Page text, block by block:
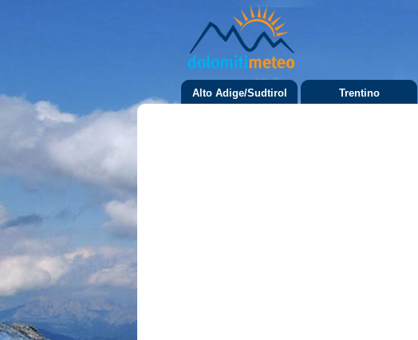
Alto Adige/Sudtirol Trentino